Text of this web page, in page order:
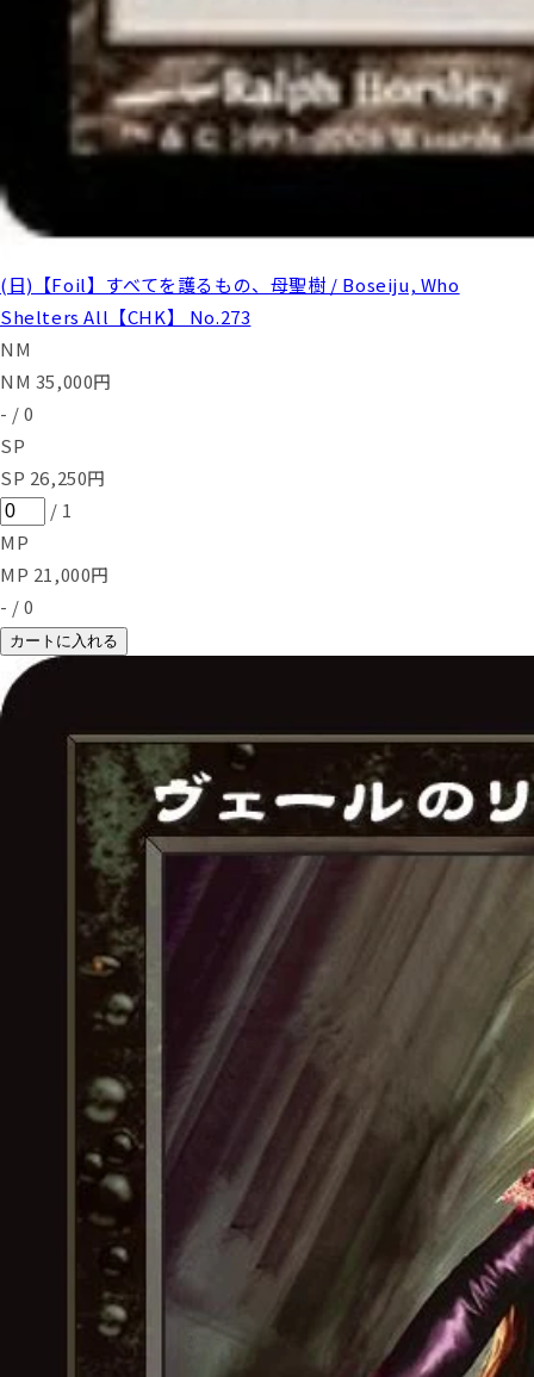
(日)【Foil】すべてを護るもの、母聖樹 / Boseiju, Who
Shelters All【CHK】 No.273
NM
NM 35,000円
- / 0
SP
SP 26,250円
/ 1
MP
MP 21,000円
- / 0
カートに入れる